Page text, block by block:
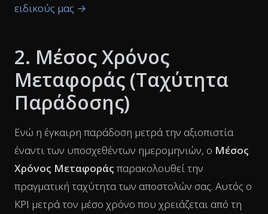
ειδικούς μας →
2. Μέσος Χρόνος
Μεταφοράς (Ταχύτητα
Παράδοσης)
Ενώ η έγκαιρη παράδοση μετρά την αξιοπιστία
έναντι των υποσχεθέντων ημερομηνιών, ο Μέσος
Χρόνος Μεταφοράς παρακολουθεί την
πραγματική ταχύτητα των αποστολών σας. Αυτός ο
KPI μετρά τον μέσο χρόνο που χρειάζεται από τη